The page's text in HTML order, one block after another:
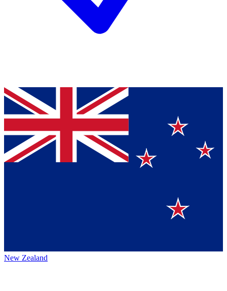
New Zealand